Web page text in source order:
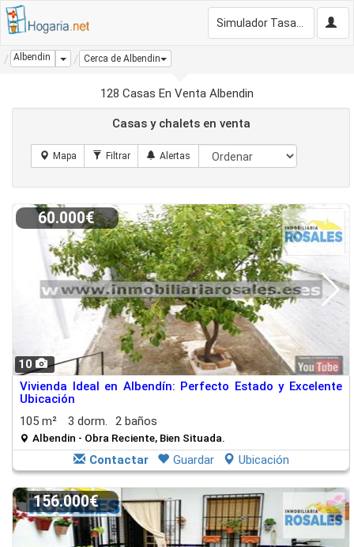
Albendin Dropdown
Cerca de Albendin
128 Casas En Venta Albendin
Casas y chalets en venta
10
60.000€
Vivienda Ideal en Albendín: Perfecto Estado y Excelente
Ubicación
105 m²
3 dorm. 2 baños
Albendin - Obra Reciente, Bien Situada.
Contactar Guardar Ubicación
156.000€